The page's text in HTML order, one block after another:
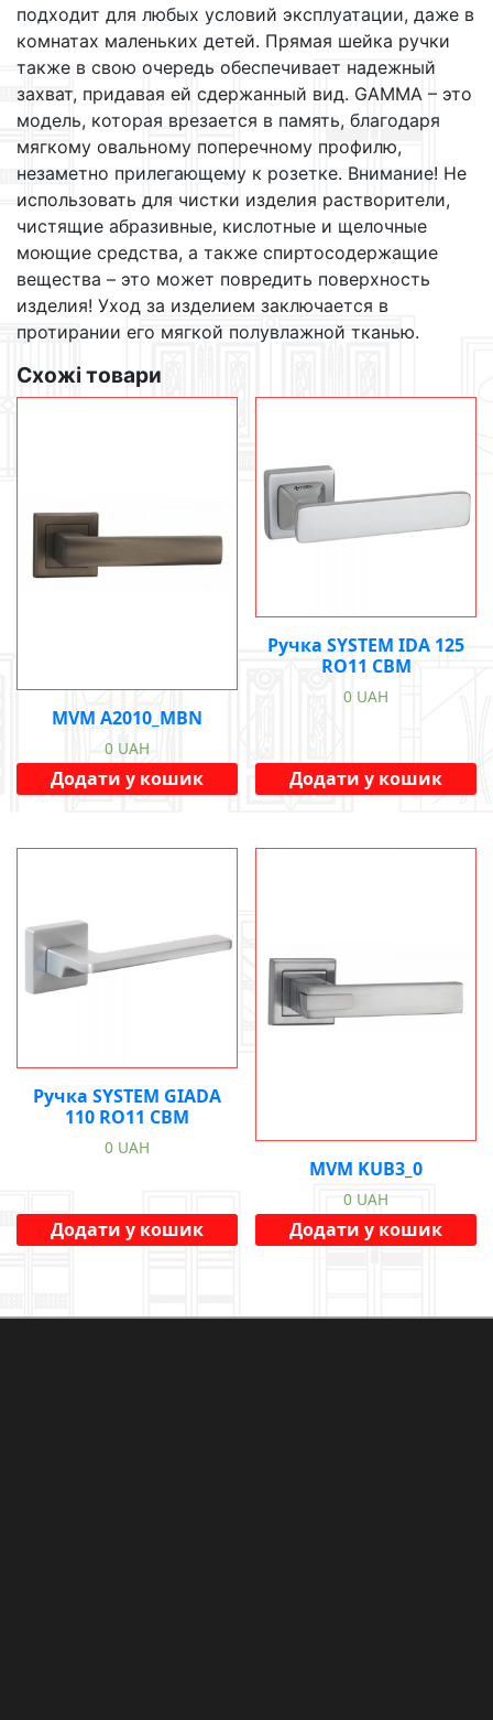
подходит для любых условий эксплуатации, даже в
комнатах маленьких детей. Прямая шейка ручки
также в свою очередь обеспечивает надежный
захват, придавая ей сдержанный вид. GAMMA – это
модель, которая врезается в память, благодаря
мягкому овальному поперечному профилю,
незаметно прилегающему к розетке. Внимание! Не
использовать для чистки изделия растворители,
чистящие абразивные, кислотные и щелочные
моющие средства, а также спиртосодержащие
вещества – это может повредить поверхность
изделия! Уход за изделием заключается в
протирании его мягкой полувлажной тканью.
Схожі товари
MVM A2010_MBN
0 UAH
Додати у кошик
Ручка SYSTEM IDA 125
RO11 CBM
0 UAH
Додати у кошик
Ручка SYSTEM GIADA
110 RO11 CBM
0 UAH
Додати у кошик
MVM KUB3_0
0 UAH
Додати у кошик